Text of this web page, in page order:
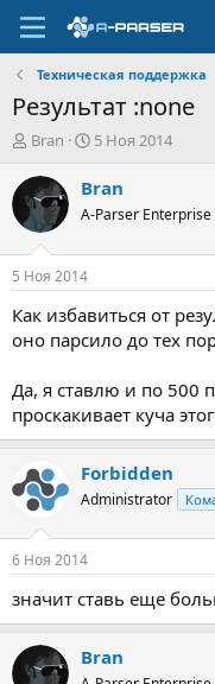
Техническая поддержка
Результат :none
А
т
о
р
т
е
м
ы
Bran
Д
т
н
а
л
5 Ноя 2014
Bran
A-Parser Enterprise
5 Ноя 2014
Как избавиться от
оно парсило до тех
Да, я ставлю и по 500
проскакивает куча
Forbidden
Administrator
6 Ноя 2014
значит ставь еще
Bran